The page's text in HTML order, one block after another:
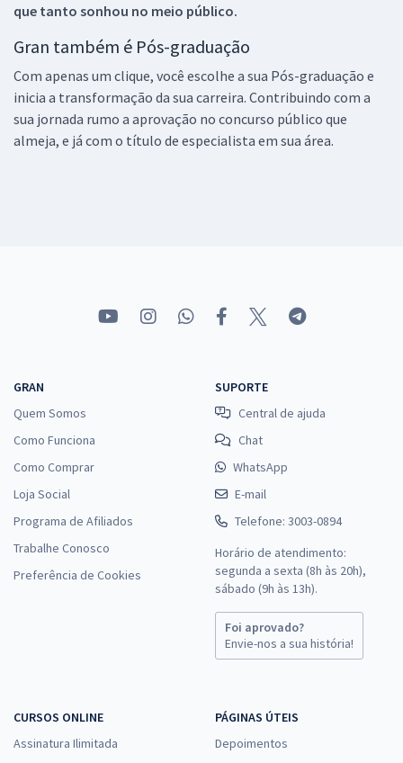
que tanto sonhou no meio público.
Gran também é Pós-graduação
Com apenas um clique, você escolhe a sua Pós-graduação e
inicia a transformação da sua carreira. Contribuindo com a
sua jornada rumo a aprovação no concurso público que
almeja, e já com o título de especialista em sua área.
GRAN
Quem Somos
Como Funciona
Como Comprar
Loja Social
Programa de Afiliados
Trabalhe Conosco
Preferência de Cookies
SUPORTE
Central de ajuda
Chat
WhatsApp
E-mail
Telefone: 3003-0894
Horário de atendimento:
segunda a sexta (8h às 20h),
sábado (9h às 13h).
Foi aprovado?
Envie-nos a sua história!
CURSOS ONLINE
Assinatura Ilimitada
PÁGINAS ÚTEIS
Depoimentos